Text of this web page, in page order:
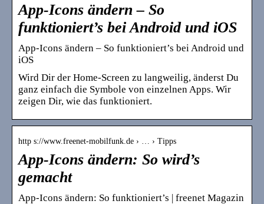
App-Icons ändern – So
funktioniert’s bei Android und iOS
App-Icons ändern – So funktioniert’s bei Android und
iOS
Wird Dir der Home-Screen zu langweilig, änderst Du
ganz einfach die Symbole von einzelnen Apps. Wir
zeigen Dir, wie das funktioniert.
http s://www.freenet-mobilfunk.de › … › Tipps
App-Icons ändern: So wird’s
gemacht
App-Icons ändern: So funktioniert’s | freenet Magazin